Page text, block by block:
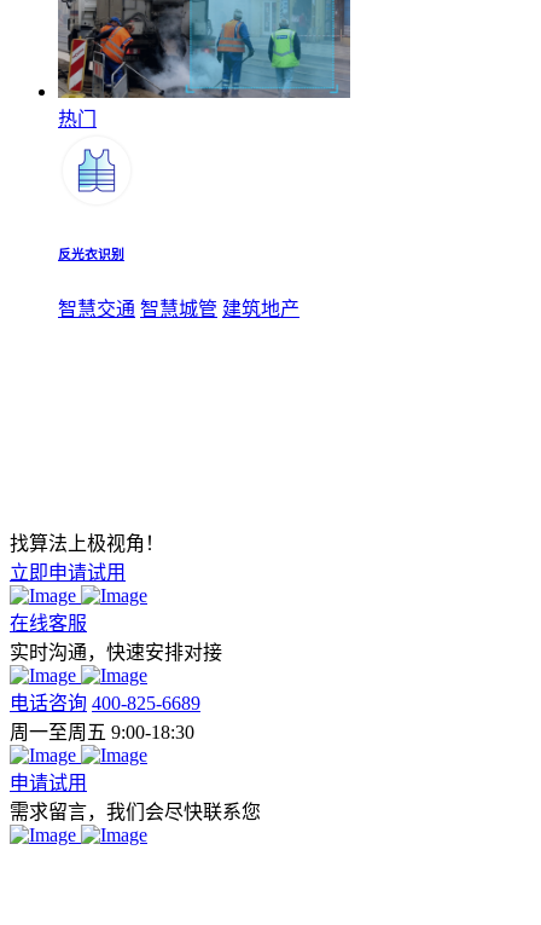
热门
反光衣识别
智慧交通 智慧城管 建筑地产
找算法上极视角！
立即申请试用
在线客服
实时沟通，快速安排对接
电话咨询 400-825-6689
周一至周五 9:00-18:30
申请试用
需求留言，我们会尽快联系您